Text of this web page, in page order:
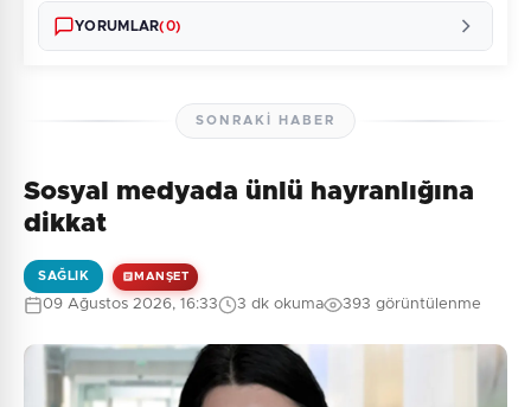
Güvenlik Sorusu:
1 + 6 = ?
YORUMLAR(0)
Henüz yorum yapılmamış. İlk yorumu siz yapın!
SONRAKI HABER
Sosyal medyada ünlü hayranlığına
dikkat
SAĞLIK MANŞET
09 Ağustos 2026, 16:33 3 dk okuma 393 görüntülenme